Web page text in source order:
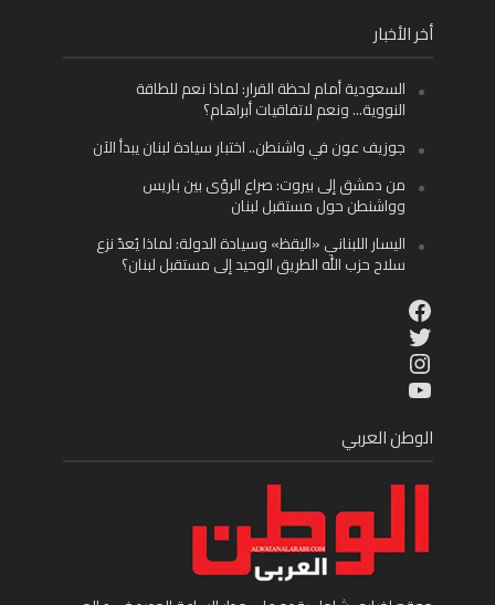
أخر الأخبار
السعودية أمام لحظة القرار: لماذا نعم للطاقة
النووية… ونعم لاتفاقيات أبراهام؟
جوزيف عون في واشنطن.. اختبار سيادة لبنان يبدأ الآن
من دمشق إلى بيروت: صراع الرؤى بين باريس
وواشنطن حول مستقبل لبنان
اليسار اللبناني «اليقظ» وسيادة الدولة: لماذا يُعدّ نزع
سلاح حزب الله الطريق الوحيد إلى مستقبل لبنان؟
Facebook
Twitter
Instagram
YouTube
الوطن العربي